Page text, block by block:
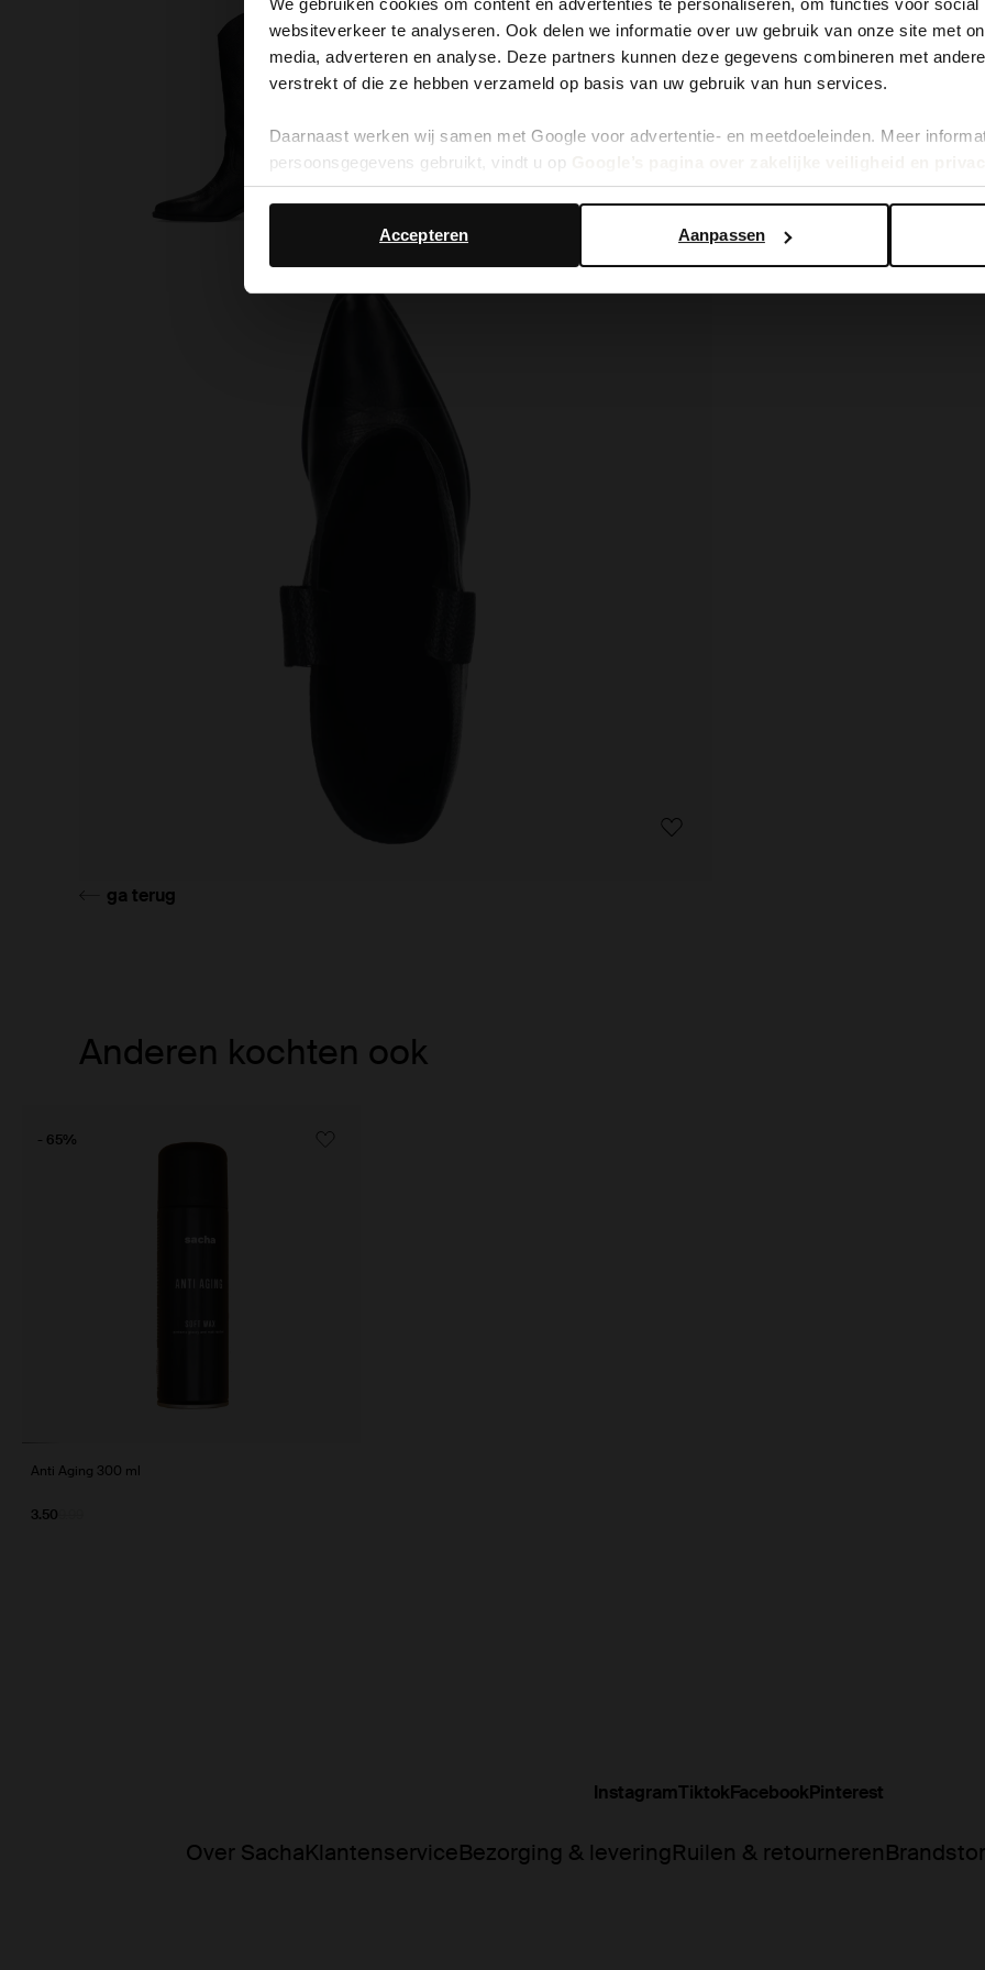
We gebruiken cookies om content en advertenties te personaliseren, om functies voor
websiteverkeer te analyseren. Ook delen we informatie over uw gebruik van onze site met
media, adverteren en analyse. Deze partners kunnen deze gegevens combineren met
verstrekt of die ze hebben verzameld op basis van uw gebruik van hun services.
Daarnaast werken wij samen met Google voor advertentie- en meetdoeleinden. Meer
persoonsgegevens gebruikt, vindt u op
Aanpassen
Accepteren
ga terug
Anderen kochten ook
Anti Aging 300 ml
3.50
- 65%
Over SachaKlantenserviceBezorging & leveringRuilen & retourneren
InstagramTiktokFacebookPinterest
It looks like your language isn't Dutch. Would you like to
switch to English?
Yes, switch to English No, stay in Dutch